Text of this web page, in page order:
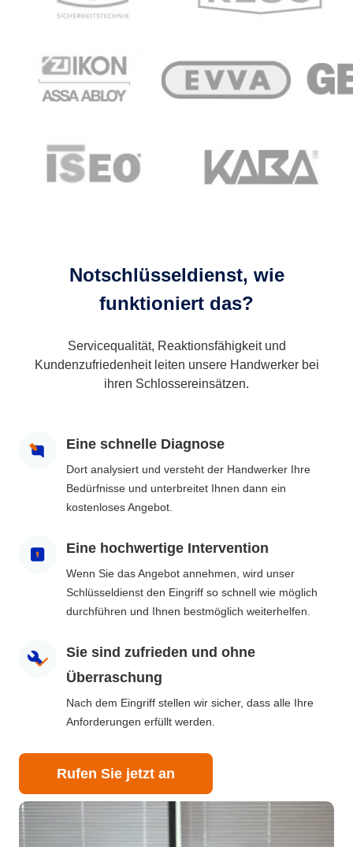
Notschlüsseldienst, wie
funktioniert das?
Servicequalität, Reaktionsfähigkeit und
Kundenzufriedenheit leiten unsere Handwerker bei
ihren Schlossereinsätzen.
Eine schnelle Diagnose
Dort analysiert und versteht der Handwerker Ihre
Bedürfnisse und unterbreitet Ihnen dann ein
kostenloses Angebot.
Eine hochwertige Intervention
Wenn Sie das Angebot annehmen, wird unser
Schlüsseldienst den Eingriff so schnell wie möglich
durchführen und Ihnen bestmöglich weiterhelfen.
Sie sind zufrieden und ohne
Überraschung
Nach dem Eingriff stellen wir sicher, dass alle Ihre
Anforderungen erfüllt werden.
Rufen Sie jetzt an